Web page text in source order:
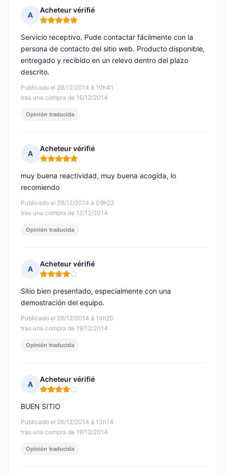
A
Acheteur vérifié
Nota: 5 de 5
Publicado el 28/12/2014 à 10h41
tras una compra de 16/12/2014
Servicio receptivo. Pude contactar fácilmente con la
persona de contacto del sitio web. Producto disponible,
entregado y recibido en un relevo dentro del plazo
descrito.
Opinión traducida
A
Acheteur vérifié
Nota: 5 de 5
Publicado el 28/12/2014 à 09h22
tras una compra de 12/12/2014
muy buena reactividad, muy buena acogida, lo
recomiendo
Opinión traducida
A
Acheteur vérifié
Nota: 4 de 5
Publicado el 26/12/2014 à 14h20
tras una compra de 19/12/2014
Sitio bien presentado, especialmente con una
demostración del equipo.
Opinión traducida
A
Acheteur vérifié
Nota: 4 de 5
Publicado el 26/12/2014 à 13h14
tras una compra de 19/12/2014
BUEN SITIO
Opinión traducida